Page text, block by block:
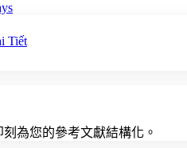
Tiết
為您的參考文獻結構化。